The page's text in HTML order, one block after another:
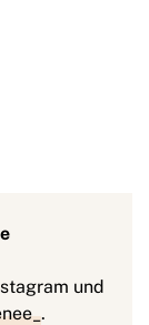
und
.